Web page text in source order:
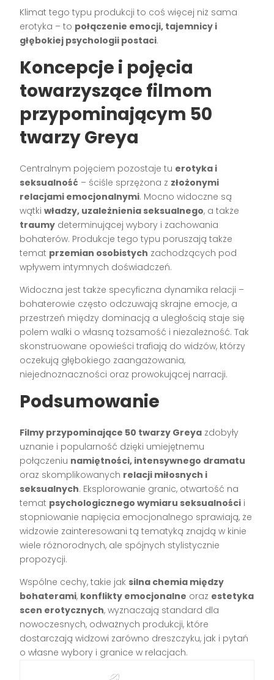
Klimat tego typu produkcji to coś więcej niż sama
erotyka – to połączenie emocji, tajemnicy i
głębokiej psychologii postaci.
Koncepcje i pojęcia
towarzyszące filmom
przypominającym 50
twarzy Greya
Centralnym pojęciem pozostaje tu erotyka i
seksualność – ściśle sprzężona z złożonymi
relacjami emocjonalnymi. Mocno widoczne są
wątkiwładzy, uzależnienia seksualnego, a także
traumy determinującej wybory i zachowania
bohaterów. Produkcje tego typu poruszają także
temat przemian osobistych zachodzących pod
wpływem intymnych doświadczeń.
Widoczna jest także specyficzna dynamika relacji –
bohaterowie często odczuwają skrajne emocje, a
przestrzeń między dominacją a uległością staje się
polem walki o własną tożsamość i niezależność. Tak
skonstruowane opowieści trafiają do widzów, którzy
oczekują głębokiego zaangażowania,
niejednoznaczności oraz prowokującej narracji.
Podsumowanie
Filmy przypominające 50 twarzy Greya zdobyły
uznanie i popularność dzięki umiejętnemu
połączeniu namiętności, intensywnego dramatu
oraz skomplikowanych relacji miłosnych i
seksualnych. Eksplorowanie granic, otwartość na
temat psychologicznego wymiaru seksualności i
stopniowanie napięcia emocjonalnego sprawiają, że
widzowie zainteresowani tą tematyką znajdą w kinie
wiele różnorodnych, ale spójnych stylistycznie
propozycji.
Wspólne cechy, takie jak silna chemia między
bohaterami, konflikty emocjonalne oraz estetyka
scen erotycznych, wyznaczają standard dla
nowoczesnych, odważnych produkcji, które
dostarczają widzowi zarówno dreszczyku, jak i pytań
o własne wybory i granice w relacjach.